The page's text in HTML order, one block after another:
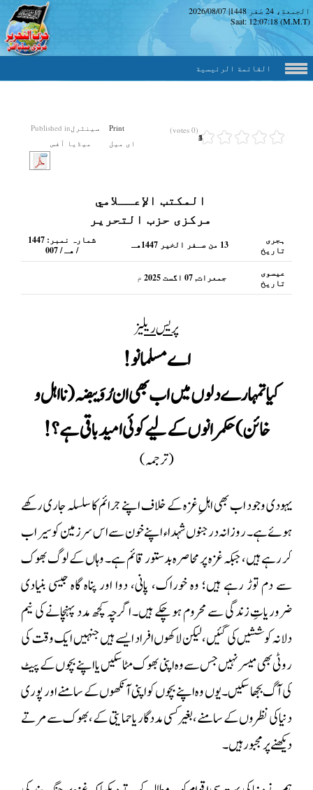
الجمعة، 24 صَفر 1448 |
2026/08/07
Saat:12:07:19(M.M.T)
القائمة الرئيسية
Published inسینٹرل
میڈیا آفس
Print
ای میل
1
2
3
4
5
(0 votes)
المكتب الإعــلامي
مرکزی حزب التحریر
ہجری
تاریخ
13 من صـفر الخير 1447هـ شمارہ نمبر: 1447
/ هـ / 007
عیسوی
تاریخ
جمعرات, 07 اگست 2025 م
پریس ریلیز
اے مسلمانو!
کیا تمہارے دلوں میں اب بھی ان رُوَيبضہ (نااہل و
خائن) حکمرانوں کے لیے کوئی امید باقی ہے؟!
( ترجمہ)
یہودی وجود اب بھی اہلِ غزہ کے خلاف اپنے جرائم کا سلسلہ جاری رکھے
ہوئے ہے۔ روزانہ درجنوں شہداء اپنے خون سے اس سرزمین کو سیراب
کر رہے ہیں، جبکہ غزہ پر محاصرہ بدستور قائم ہے۔ وہاں کے لوگ بھوک
سے دم توڑ رہے ہیں؛ وہ خوراک، پانی، دوا اور پناہ گاہ جیسی بنیادی
ضروریاتِ زندگی سے محروم ہو چکے ہیں۔ اگرچہ کچھ مدد پہنچانے کی نیم
دلانہ کوششیں کی گئیں، لیکن لاکھوں افراد ایسے ہیں جنہیں ایک وقت کی
روٹی بھی میسر نہیں جس سے وہ اپنی بھوک مٹا سکیں یا اپنے بچوں کے پیٹ
کی آگ بجھا سکیں۔ یوں وہ اپنے بچوں کو اپنی آنکھوں کے سامنے اور پوری
دنیا کی نظروں کے سامنے، بغیر کسی مددگار یا حمایتی کے، بھوک سے مرتے
دیکھنے پر مجبور ہیں۔